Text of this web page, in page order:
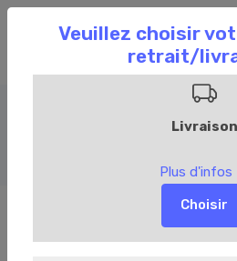
Snacking